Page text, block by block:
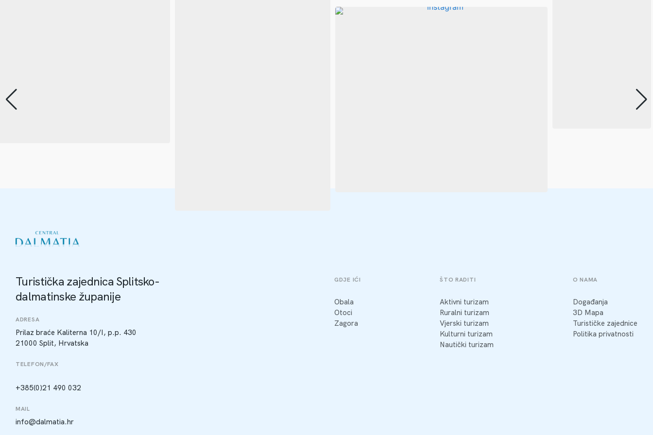
Turistička zajednica Splitsko-
dalmatinske županije
ADRESA
Prilaz braće Kaliterna 10/I, p.p. 430
21000 Split, Hrvatska
TELEFON/FAX
+385(0)21 490 032
MAIL
info@dalmatia.hr
GDJE IĆI
Obala
Otoci
Zagora
ŠTO RADITI
Aktivni turizam
Ruralni turizam
Vjerski turizam
Kulturni turizam
Nautički turizam
O NAMA
Događanja
3D Mapa
Turističke zajednice
Politika privatnosti